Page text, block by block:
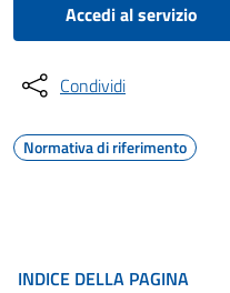
Accedi al servizio
Condividi
Normativa di riferimento
INDICE DELLA PAGINA